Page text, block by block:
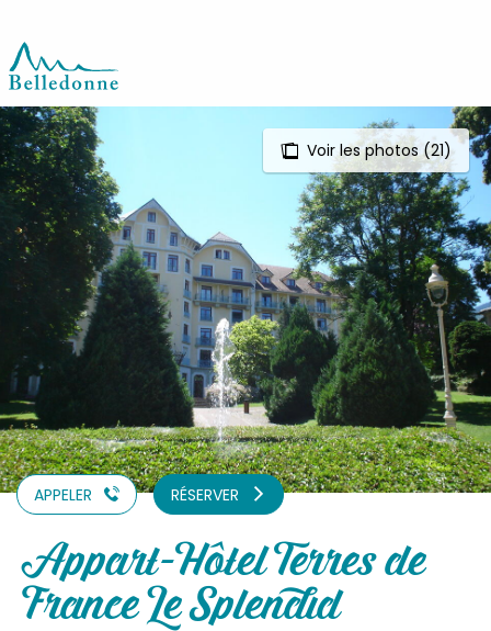
contenu
principal
Voir les photos (21)
APPELER RÉSERVER
Appart-Hôtel Terres de
France Le Splendid